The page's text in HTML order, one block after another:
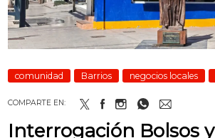
comunidad Barrios negocios locales
COMPARTE EN:
Interrogación Bolsos y